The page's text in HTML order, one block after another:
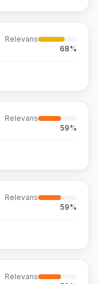
Relevans
68%
Relevans
59%
Relevans
59%
Relevans